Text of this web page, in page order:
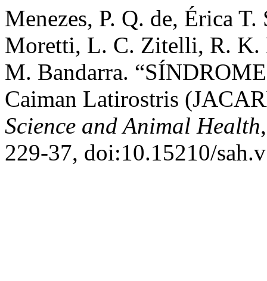
Menezes, P. Q. de, Érica
Moretti, L. C. Zitelli, R. K.
M. Bandarra.
Caiman Latirostris
Science and Animal Health
229-37, doi:10.15210/